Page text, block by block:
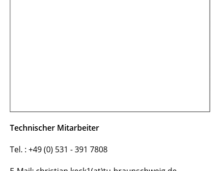
Technischer Mitarbeiter
Tel. : +49 (0) 531 - 391 7808